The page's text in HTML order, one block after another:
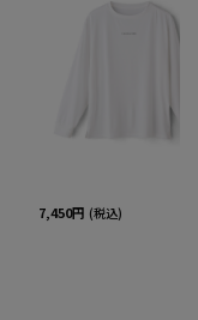
7,450円 (税込)